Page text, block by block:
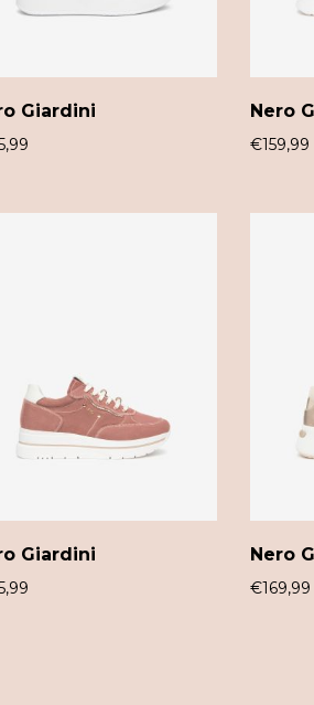
Giardini Nero
€159,99
Giardini Nero
€169,99